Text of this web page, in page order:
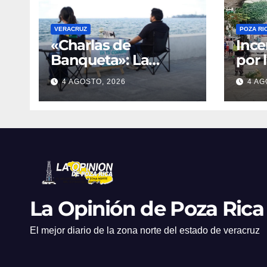
VERACRUZ
«Charlas de
Banqueta»: La
iniciativa que lleva la
escucha de la salud
mental al bulevar de
4 AGOSTO, 2026
POZA
por
4
La Opinión de Poza Rica
El mejor diario de la zona norte del estado de veracruz